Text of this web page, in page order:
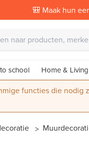
🎒 Maak hun
school Home & Living
functies die